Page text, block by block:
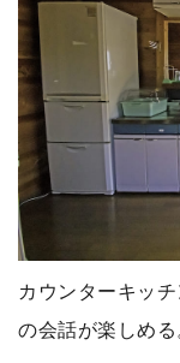
カウンターキッ
の会話が楽しめる